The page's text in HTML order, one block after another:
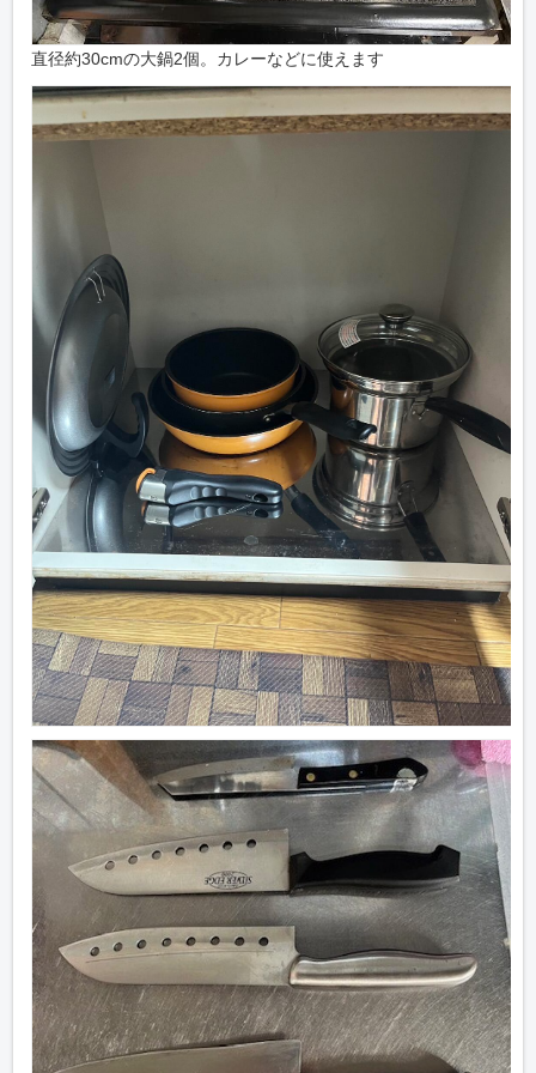
直径約30cmの大鍋2個。カレーなどに使えます